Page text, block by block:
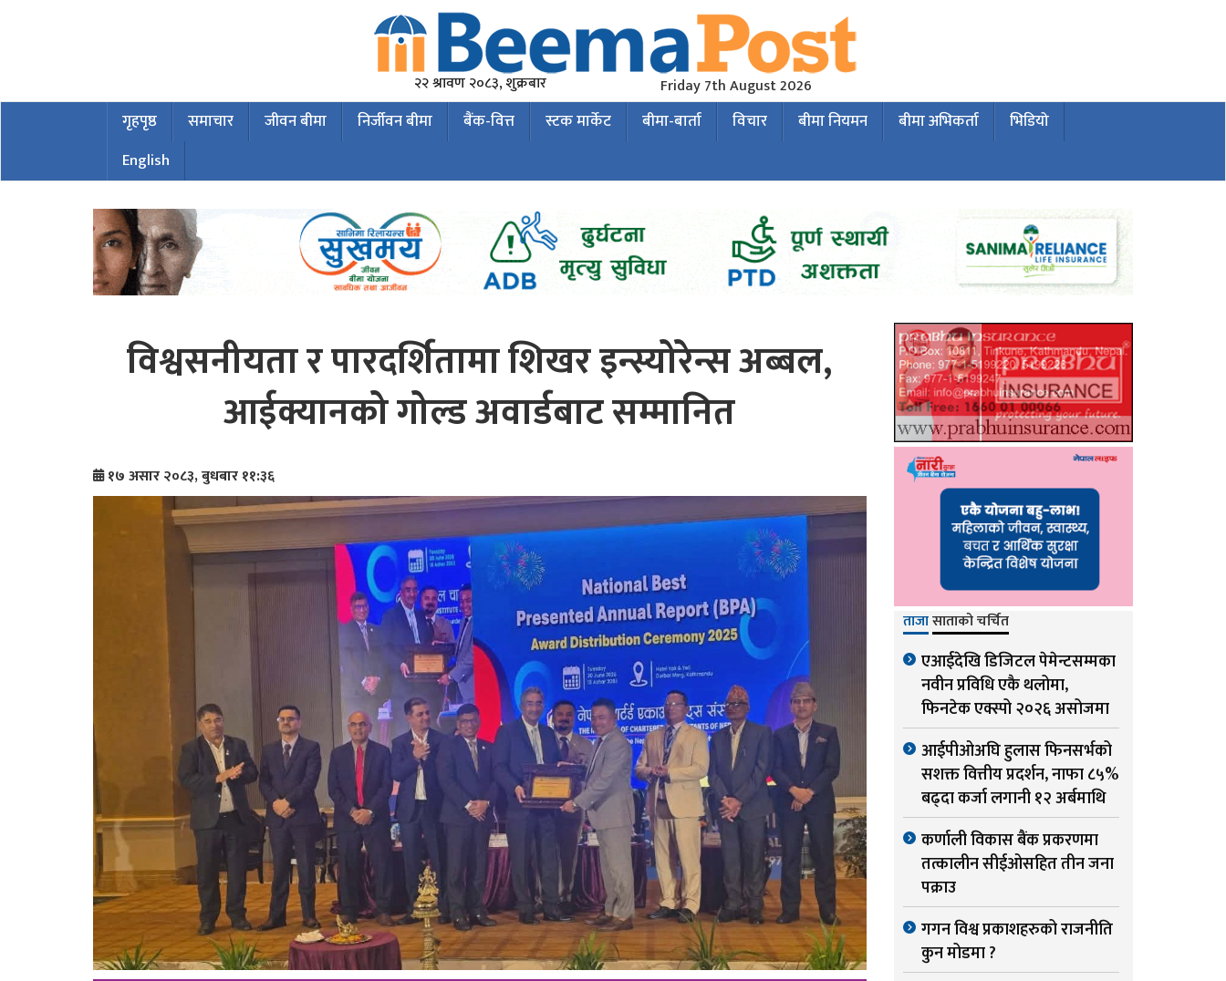
२२ श्रावण २०८३, शुक्रबार Friday 7th August 2026
गृहपृष्ठ समाचार जीवन बीमा निर्जीवन बीमा बैंक-वित्त स्टक मार्केट बीमा-बार्ता विचार बीमा नियमन बीमा अभिकर्ता
भिडियो
English
विश्वसनीयता र पारदर्शितामा शिखर इन्स्योरेन्स अब्बल,
आईक्यानको गोल्ड अवार्डबाट सम्मानित
१७ असार २०८३, बुधबार ११:३६
ताजासाताको चर्चित
एआईदेखि डिजिटल पेमेन्टसम्मका
नवीन प्रविधि एकै थलोमा,
फिनटेक एक्स्पो २०२६ असोजमा
आईपीओअघि हुलास फिनसर्भको
सशक्त वित्तीय प्रदर्शन, नाफा ८५%
बढ्दा कर्जा लगानी १२ अर्बमाथि
कर्णाली विकास बैंक प्रकरणमा
तत्कालीन सीईओसहित तीन जना
पक्राउ
गगन विश्व प्रकाशहरुको राजनीति
कुन मोडमा ?